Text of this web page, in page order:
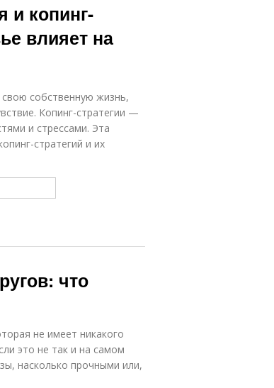
и копинг-
влияет на
собственную жизнь,
Копинг-стратегии —
и стрессами. Эта
стратегий и их
что
не имеет никакого
это не так и на самом
насколько прочными или,